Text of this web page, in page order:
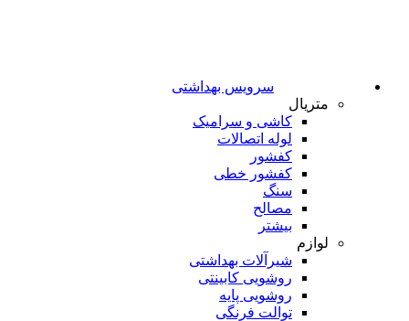
سرویس بهداشتی
متریال
کاشی و سرامیک
لوله اتصالات
کفشور
کفشور خطی
سنگ
مصالح
بیشتر
لوازم
شیرآلات بهداشتی
روشویی کابینتی
روشویی پایه
توالت فرنگی